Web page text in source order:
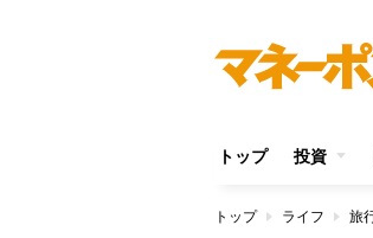
トップ 投資
トップ ライフ 旅